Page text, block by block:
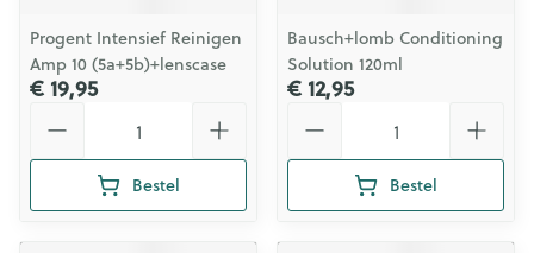
Progent Intensief Reinigen
Amp 10 (5a+5b)+lenscase
€ 19,95
Bestel
Bausch+lomb Conditioning
Solution 120ml
€ 12,95
Bestel